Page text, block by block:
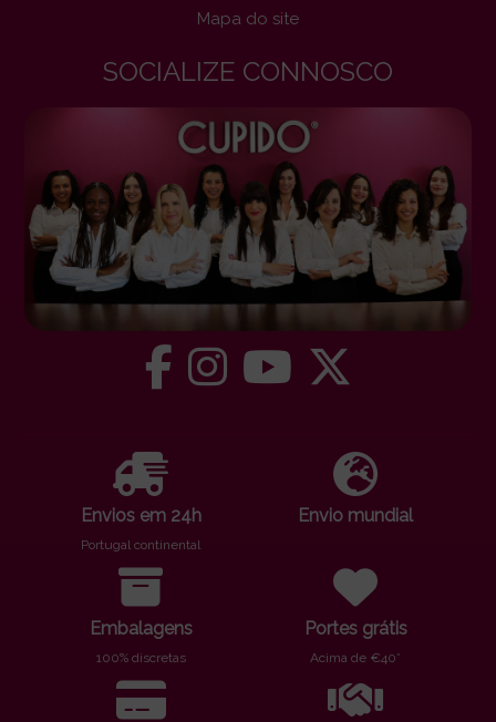
Mapa do site
SOCIALIZE CONNOSCO
Envios em 24h
Portugal continental
Envio mundial
Embalagens
100% discretas
Portes grátis
Acima de €40*